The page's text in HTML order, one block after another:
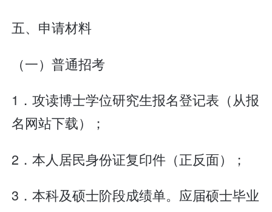
五、申请材料
（一）普通招考
1．攻读博士学位研究生报名登记表（从报
名网站下载）；
2．本人居民身份证复印件（正反面）；
3．本科及硕士阶段成绩单。应届硕士毕业